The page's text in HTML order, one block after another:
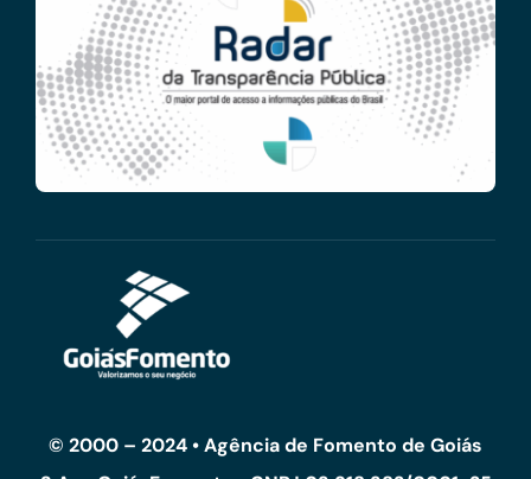
© 2000 – 2024 • Agência de Fomento de Goiás